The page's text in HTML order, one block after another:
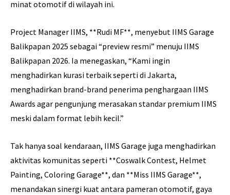
minat otomotif di wilayah ini.
Project Manager IIMS, **Rudi MF**, menyebut IIMS Garage
Balikpapan 2025 sebagai “preview resmi” menuju IIMS
Balikpapan 2026. Ia menegaskan, “Kami ingin
menghadirkan kurasi terbaik seperti di Jakarta,
menghadirkan brand-brand penerima penghargaan IIMS
Awards agar pengunjung merasakan standar premium IIMS
meski dalam format lebih kecil.”
Tak hanya soal kendaraan, IIMS Garage juga menghadirkan
aktivitas komunitas seperti **Coswalk Contest, Helmet
Painting, Coloring Garage**, dan **Miss IIMS Garage**,
menandakan sinergi kuat antara pameran otomotif, gaya